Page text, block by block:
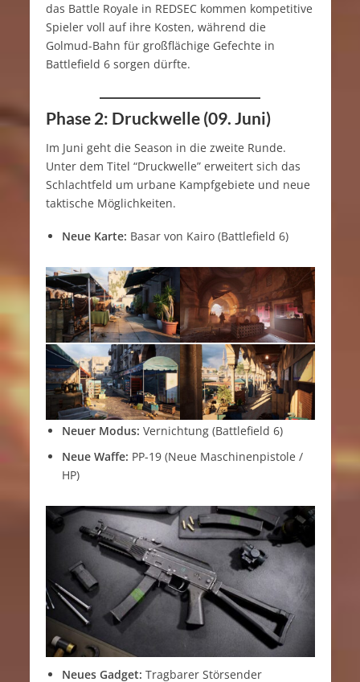
das Battle Royale in REDSEC kommen kompetitive
Spieler voll auf ihre Kosten, während die
Golmud-Bahn für großflächige Gefechte in
Battlefield 6 sorgen dürfte.
Phase 2: Druckwelle (09. Juni)
Im Juni geht die Season in die zweite Runde.
Unter dem Titel “Druckwelle” erweitert sich das
Schlachtfeld um urbane Kampfgebiete und neue
taktische Möglichkeiten.
Neue Karte: Basar von Kairo (Battlefield 6)
Neuer Modus: Vernichtung (Battlefield 6)
Neue Waffe: PP-19 (Neue Maschinenpistole /
HP)
Neues Gadget: Tragbarer Störsender